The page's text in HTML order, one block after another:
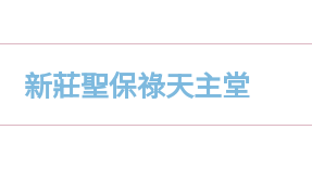
新莊聖保祿天主堂